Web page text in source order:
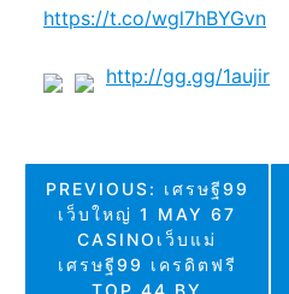
https://t.co/wgl7hBYGvn
http://gg.gg/1aujir
แนะแนว
เรื่อง
PREVIOUS: เศรษฐี99
เว็บใหญ่ 1 MAY 67
CASINOเว็บแม่
เศรษฐี99 เครดิตฟรี
TOP 44 BY